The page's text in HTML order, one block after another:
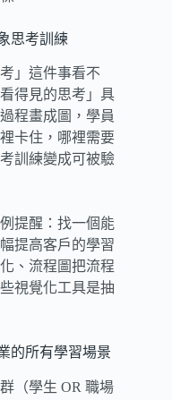
思考訓練
」這件事看不
得見的思考」具
程畫成圖，學員
卡住，哪裡需要
訓練變成可被驗
提醒：找一個能
提高客戶的學習
、流程圖把流程
視覺化工具是抽
的所有學習場景
（學生 OR 職場